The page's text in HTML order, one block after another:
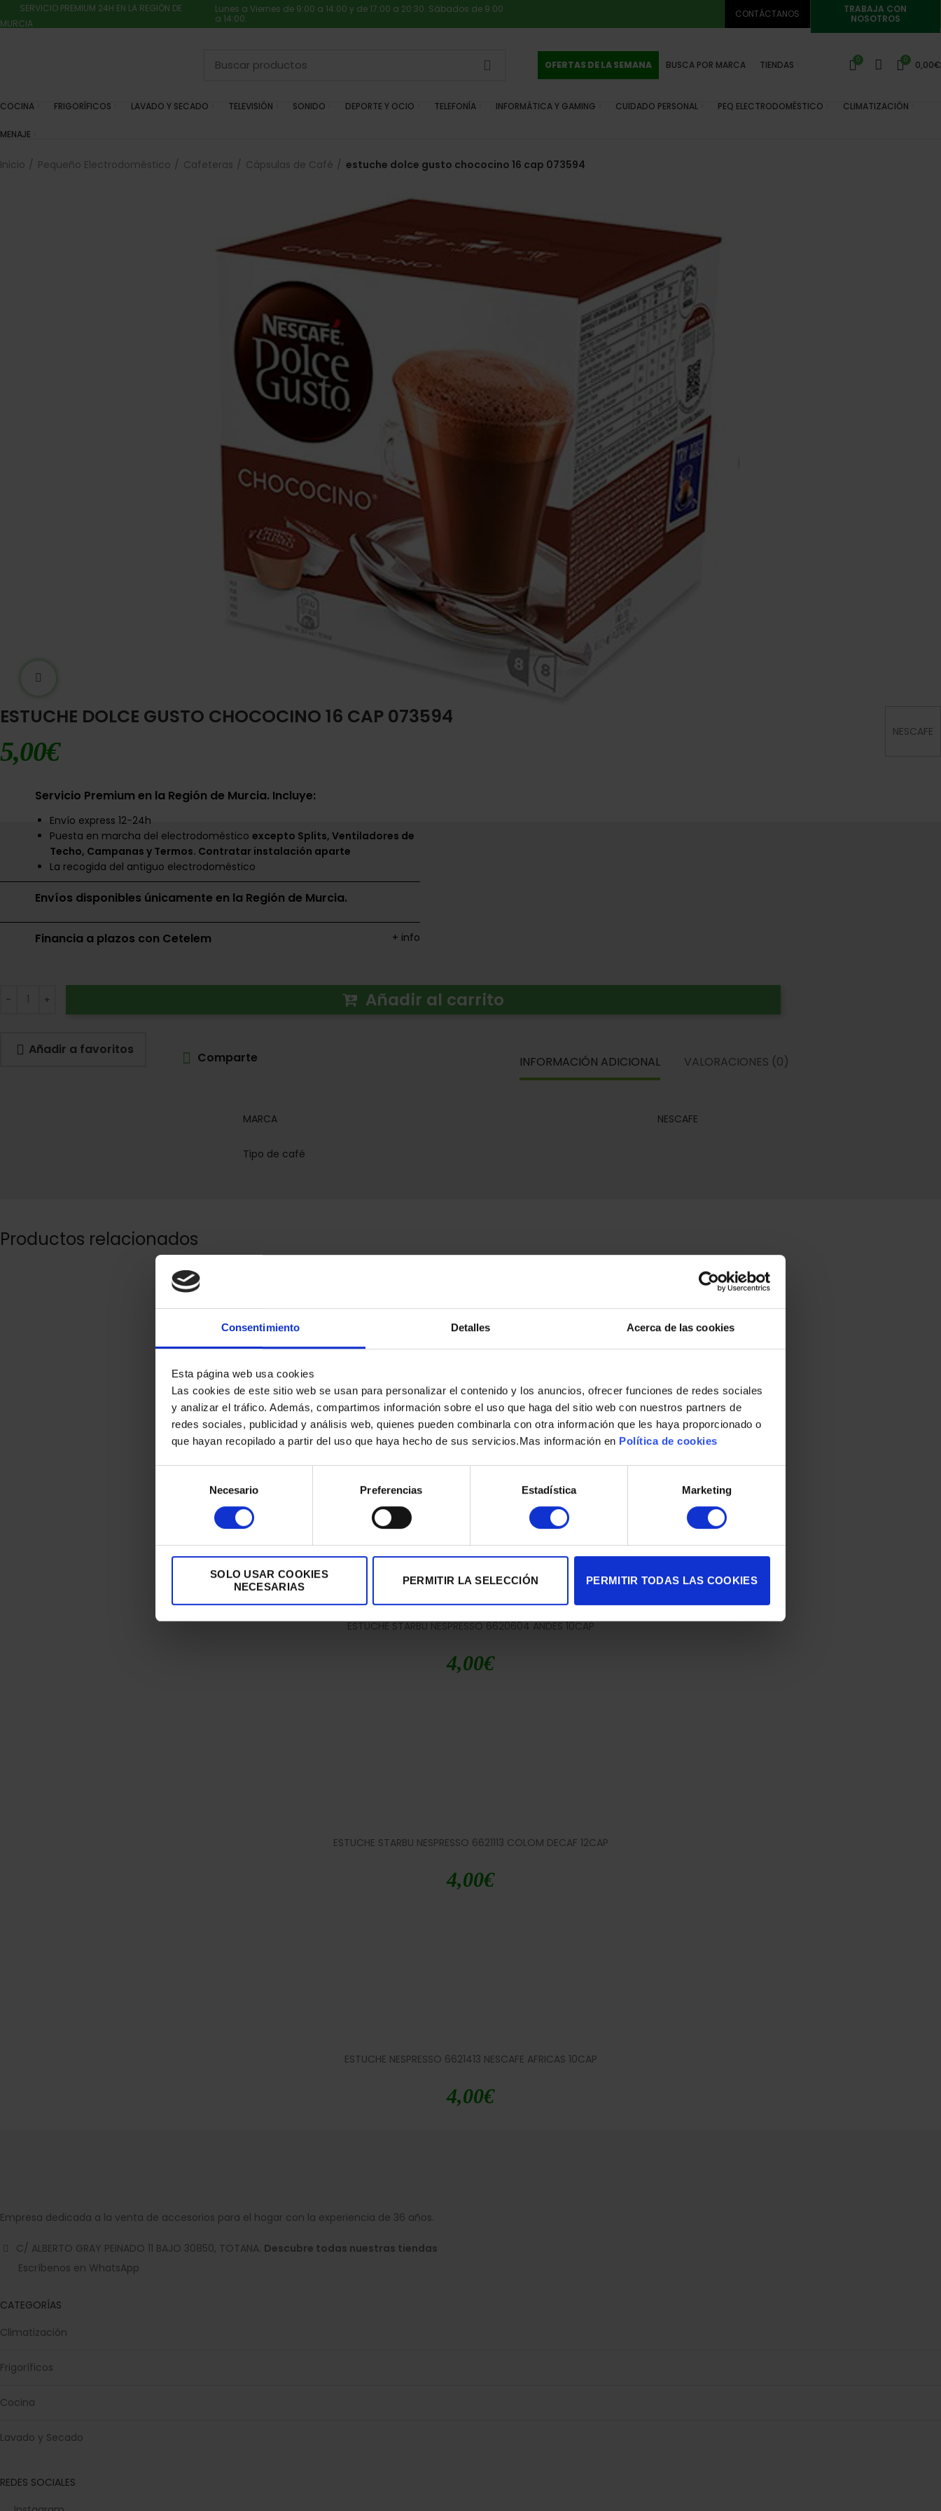
Consentimiento Detalles Acerca de las cookies
Esta página web usa cookies
Las cookies de este sitio web se usan para personalizar el contenido y los anuncios, ofrecer funciones de redes sociales
y analizar el tráfico. Además, compartimos información sobre el uso que haga del sitio web con nuestros partners de
redes sociales, publicidad y análisis web, quienes pueden combinarla con otra información que les haya proporcionado o
que hayan recopilado a partir del uso que haya hecho de sus servicios.Mas información en Política de cookies
consentimiento
Necesario Preferencias Estadística Marketing
SOLO USAR COOKIES
NECESARIAS
PERMITIR LA SELECCIÓN PERMITIR TODAS LAS COOKIES
SERVICIO PREMIUM 24H EN LA REGIÓN DE
MURCIA
Lunes a Viernes de 9:00 a 14:00 y de 17:00 a 20:30. Sábados de 9:00
a 14:00.
CONTÁCTANOS
TRABAJA CON
NOSOTROS
OFERTAS DE LA SEMANA BUSCA POR MARCA TIENDAS 0 0 0,00€
COCINA FRIGORÍFICOS LAVADO Y SECADO TELEVISIÓN SONIDO DEPORTE Y OCIO TELEFONÍA INFORMÁTICA Y GAMING CUIDADO PERSONAL PEQ ELECTRODOMÉSTICO CLIMATIZACIÓN
MENAJE
Inicio Pequeño Electrodoméstico Cafeteras Cápsulas de Café estuche dolce gusto chococino 16 cap 073594
NESCAFE
ESTUCHE DOLCE GUSTO CHOCOCINO 16 CAP 073594
5,00€
Servicio Premium en la Región de Murcia. Incluye:
Envío express 12-24h
Puesta en marcha del electrodoméstico excepto Splits, Ventiladores de
Techo, Campanas y Termos. Contratar instalación aparte
La recogida del antiguo electrodoméstico
Envíos disponibles únicamente en la Región de Murcia.
Financia a plazos con Cetelem + info
Añadir al carrito
Añadir a favoritos
Comparte INFORMACIÓN ADICIONAL VALORACIONES (0)
MARCA NESCAFE
Tipo de café
Productos relacionados
ESTUCHE 12593756 DOLCE GUSTO ESPRESO MILANO
3,90€
ESTUCHE STARBU NESPRESSO 6620604 ANDES 10CAP
4,00€
ESTUCHE STARBU NESPRESSO 6621113 COLOM DECAF 12CAP
4,00€
ESTUCHE NESPRESSO 6621413 NESCAFE AFRICAS 10CAP
4,00€
Empresa dedicada a la venta de accesorios para el hogar con la experiencia de 36 años.
C/ ALBERTO GRAY PEINADO 11 BAJO 30850, TOTANA. Descubre todas nuestras tiendas
Escríbenos en WhatsApp
CATEGORÍAS
Climatización
Frigoríficos
Cocina
Lavado y Secado
REDES SOCIALES